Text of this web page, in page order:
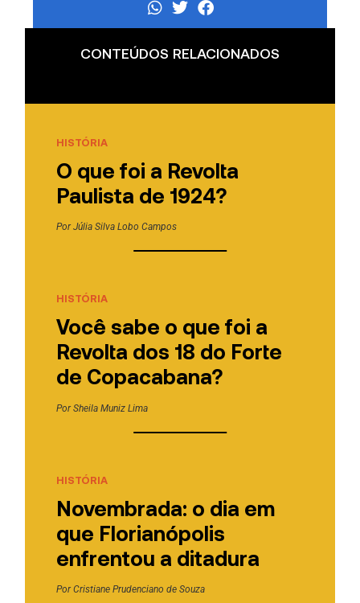
CONTEÚDOS RELACIONADOS
HISTÓRIA
O que foi a Revolta
Paulista de 1924?
PorJúlia Silva Lobo Campos
HISTÓRIA
Você sabe o que foi a
Revolta dos 18 do Forte
de Copacabana?
PorSheila Muniz Lima
HISTÓRIA
Novembrada: o dia em
que Florianópolis
enfrentou a ditadura
PorCristiane Prudenciano de Souza